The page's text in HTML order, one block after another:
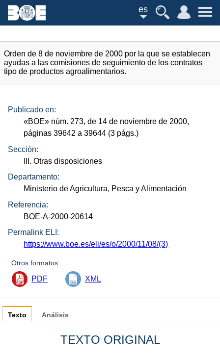
es
Orden de 8 de noviembre de 2000 por la que se establecen
ayudas a las comisiones de seguimiento de los contratos
tipo de productos agroalimentarios.
Publicado en:
«BOE» núm. 273, de 14 de noviembre de 2000,
páginas 39642 a 39644 (3 págs.)
Sección:
III. Otras disposiciones
Departamento:
Ministerio de Agricultura, Pesca y Alimentación
Referencia:
BOE-A-2000-20614
Permalink ELI:
https://www.boe.es/eli/es/o/2000/11/08/(3)
Otros formatos:
PDF XML
Texto
TEXTO ORIGINAL
Análisis